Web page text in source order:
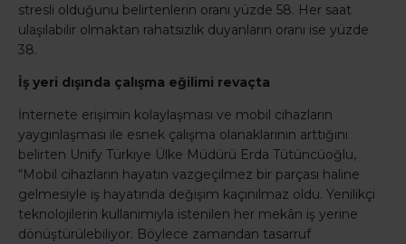
stresli olduğunu belirtenlerin oranı yüzde 58. Her saat
ulaşılabilir olmaktan rahatsızlık duyanların oranı ise yüzde
38.
İş yeri dışında çalışma eğilimi revaçta
İnternete erişimin kolaylaşması ve mobil cihazların
yaygınlaşması ile esnek çalışma olanaklarının arttığını
belirten Unify Türkiye Ülke Müdürü Erda Tütüncüoğlu,
“Mobil cihazların hayatın vazgeçilmez bir parçası haline
gelmesiyle iş hayatında değişim kaçınılmaz oldu. Yenilikçi
teknolojilerin kullanımıyla istenilen her mekân iş yerine
dönüştürülebiliyor. Böylece zamandan tasarruf